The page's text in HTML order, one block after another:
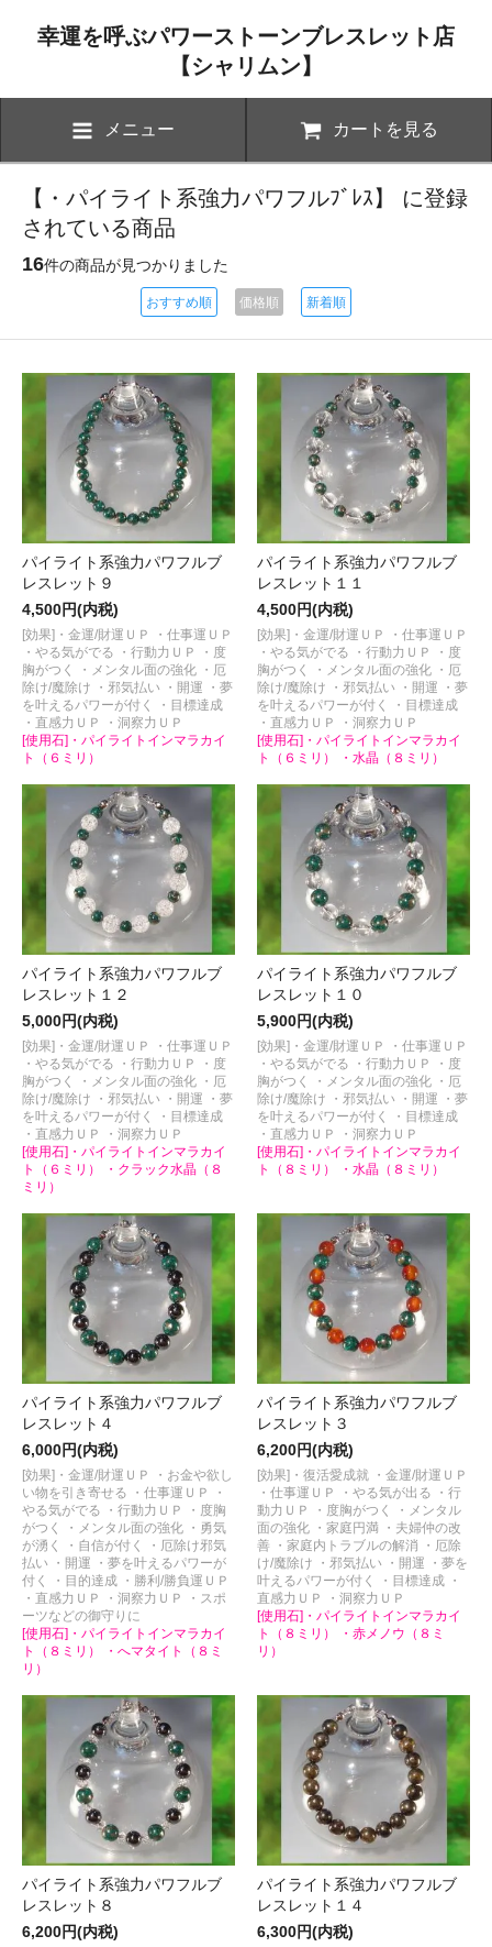
幸運を呼ぶパワーストーンブレスレット店
【シャリムン】
メニュー カートを見る
【・パイライト系強力パワフルﾌﾞﾚｽ】 に登録
されている商品
16件の商品が見つかりました
おすすめ順 価格順 新着順
パイライト系強力パワフルブ
レスレット９
4,500円(内税)
[効果]・金運/財運ＵＰ ・仕事運ＵＰ
・やる気がでる ・行動力ＵＰ ・度
胸がつく ・メンタル面の強化 ・厄
除け/魔除け ・邪気払い ・開運 ・夢
を叶えるパワーが付く ・目標達成
・直感力ＵＰ ・洞察力ＵＰ
[使用石]・パイライトインマラカイ
ト（６ミリ）
パイライト系強力パワフルブ
レスレット１１
4,500円(内税)
[効果]・金運/財運ＵＰ ・仕事運ＵＰ
・やる気がでる ・行動力ＵＰ ・度
胸がつく ・メンタル面の強化 ・厄
除け/魔除け ・邪気払い ・開運 ・夢
を叶えるパワーが付く ・目標達成
・直感力ＵＰ ・洞察力ＵＰ
[使用石]・パイライトインマラカイ
ト（６ミリ） ・水晶（８ミリ）
パイライト系強力パワフルブ
レスレット１２
5,000円(内税)
[効果]・金運/財運ＵＰ ・仕事運ＵＰ
・やる気がでる ・行動力ＵＰ ・度
胸がつく ・メンタル面の強化 ・厄
除け/魔除け ・邪気払い ・開運 ・夢
を叶えるパワーが付く ・目標達成
・直感力ＵＰ ・洞察力ＵＰ
[使用石]・パイライトインマラカイ
ト（６ミリ） ・クラック水晶（８
ミリ）
パイライト系強力パワフルブ
レスレット１０
5,900円(内税)
[効果]・金運/財運ＵＰ ・仕事運ＵＰ
・やる気がでる ・行動力ＵＰ ・度
胸がつく ・メンタル面の強化 ・厄
除け/魔除け ・邪気払い ・開運 ・夢
を叶えるパワーが付く ・目標達成
・直感力ＵＰ ・洞察力ＵＰ
[使用石]・パイライトインマラカイ
ト（８ミリ） ・水晶（８ミリ）
パイライト系強力パワフルブ
レスレット４
6,000円(内税)
[効果]・金運/財運ＵＰ ・お金や欲し
い物を引き寄せる ・仕事運ＵＰ ・
やる気がでる ・行動力ＵＰ ・度胸
がつく ・メンタル面の強化 ・勇気
が湧く ・自信が付く ・厄除け邪気
払い ・開運 ・夢を叶えるパワーが
付く ・目的達成 ・勝利/勝負運ＵＰ
・直感力ＵＰ ・洞察力ＵＰ ・スポ
ーツなどの御守りに
[使用石]・パイライトインマラカイ
ト（８ミリ） ・へマタイト（８ミ
リ）
パイライト系強力パワフルブ
レスレット３
6,200円(内税)
[効果]・復活愛成就 ・金運/財運ＵＰ
・仕事運ＵＰ ・やる気が出る ・行
動力ＵＰ ・度胸がつく ・メンタル
面の強化 ・家庭円満 ・夫婦仲の改
善 ・家庭内トラブルの解消 ・厄除
け/魔除け ・邪気払い ・開運 ・夢を
叶えるパワーが付く ・目標達成 ・
直感力ＵＰ ・洞察力ＵＰ
[使用石]・パイライトインマラカイ
ト（８ミリ） ・赤メノウ（８ミ
リ）
パイライト系強力パワフルブ
レスレット８
6,200円(内税)
パイライト系強力パワフルブ
レスレット１４
6,300円(内税)